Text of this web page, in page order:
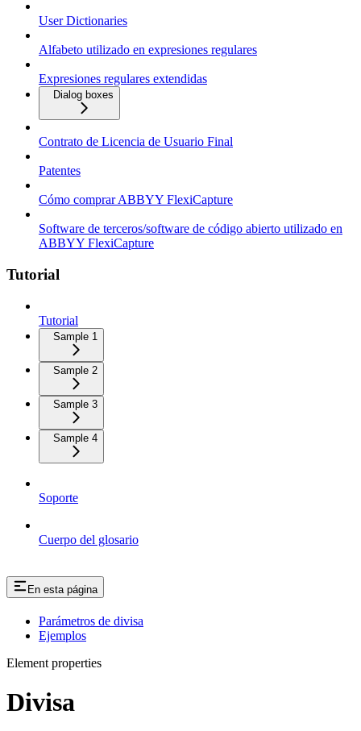
User Dictionaries
Alfabeto utilizado en expresiones regulares
Expresiones regulares extendidas
Dialog boxes
Contrato de Licencia de Usuario Final
Patentes
Cómo comprar ABBYY FlexiCapture
Software de terceros/software de código abierto utilizado en
ABBYY FlexiCapture
Tutorial
Tutorial
Sample 1
Sample 2
Sample 3
Sample 4
Soporte
Cuerpo del glosario
En esta página
Parámetros de divisa
Ejemplos
Element properties
Divisa